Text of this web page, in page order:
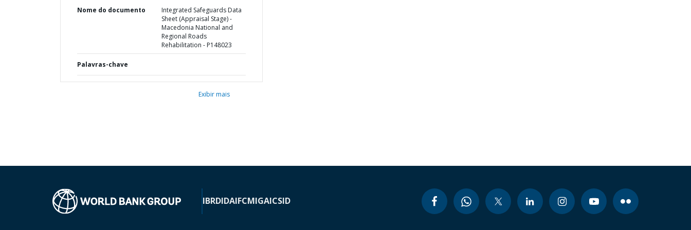
Nome do documento
Integrated Safeguards Data
Sheet (Appraisal Stage) -
Macedonia National and
Regional Roads
Rehabilitation - P148023
Palavras-chave
Exibir mais
IBRDIDAIFCMIGAICSID